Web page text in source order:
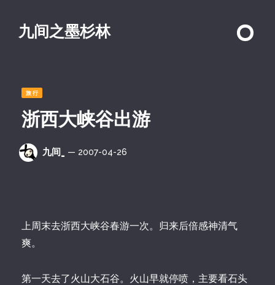
九间之墨杉林
旅行
浙西大峡谷出游
九间_ — 2007-04-26
上周末去浙西大峡谷春游一次。归来后倍感神清气
爽。
第一天去了火山大石谷。火山早就停喷，主要看石头